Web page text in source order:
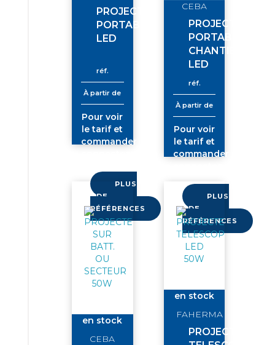
PROJECTEUR
PORTABLE
LED
réf.
À partir de
Pour voir
le tarif et
commander
PLUS
DE
RÉFÉRENCES
CEBA
PROJECTEUR
PORTABLE
CHANTIER
LED
réf.
À partir de
Pour voir
le tarif et
commander
PLUS
DE
RÉFÉRENCES
en stock
CEBA
en stock
FAHERMA
PROJECTEUR